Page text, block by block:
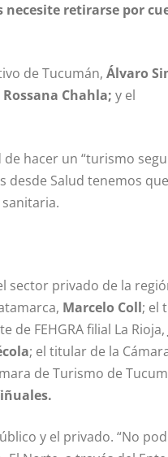
retirarse por
de Tucumán, Álvaro
Rossana Chahla; y el
hacer un “turismo
desde Salud tenemos que
sector privado de la
Marcelo Coll; el
de FEHGRA filial La Rioja,
; el titular de la
de Turismo de
y el privado. “No